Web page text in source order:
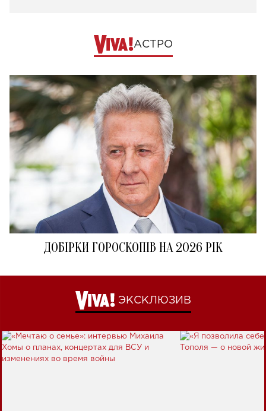
АСТРО
ДОБІРКИ ГОРОСКОПІВ НА 2026 РІК
ЭКСКЛЮЗИВ